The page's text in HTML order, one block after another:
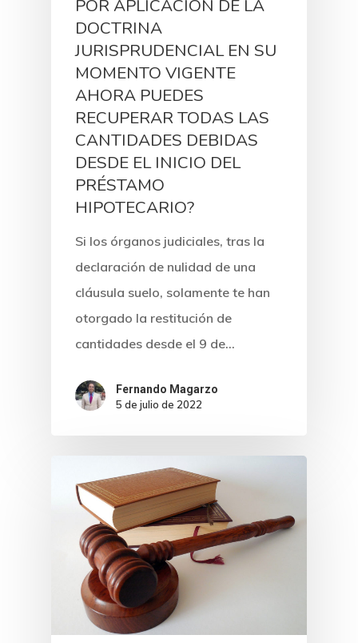
POR APLICACIÓN DE LA
DOCTRINA
JURISPRUDENCIAL EN SU
MOMENTO VIGENTE
AHORA PUEDES
RECUPERAR TODAS LAS
CANTIDADES DEBIDAS
DESDE EL INICIO DEL
PRÉSTAMO
HIPOTECARIO?
Si los órganos judiciales, tras la
declaración de nulidad de una
cláusula suelo, solamente te han
otorgado la restitución de
cantidades desde el 9 de…
Fernando Magarzo
5 de julio de 2022